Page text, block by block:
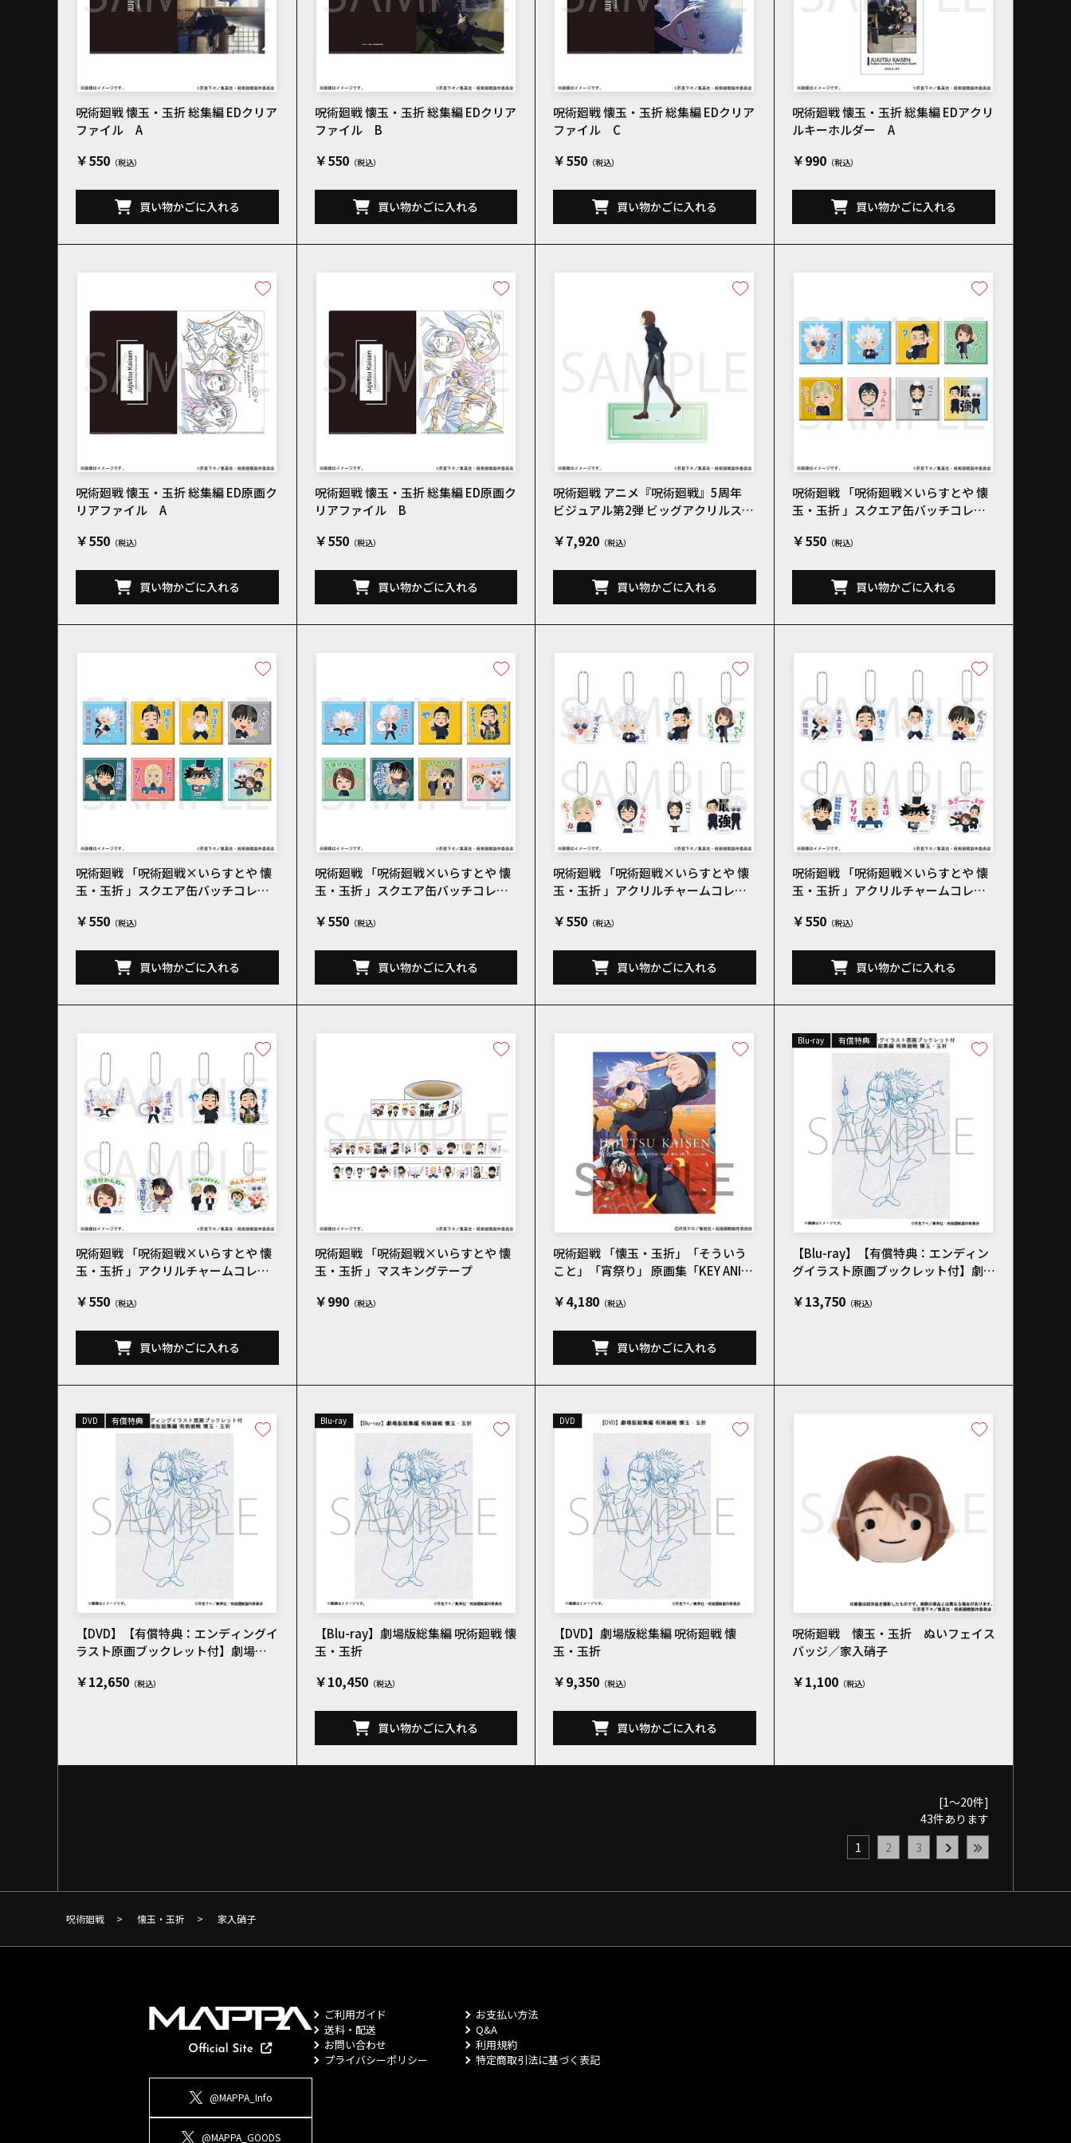
呪術廻戦 懐玉・玉折 総集編 EDクリア
ファイル A
￥550
買い物かごに入れる
呪術廻戦 懐玉・玉折 総集編 EDクリア
ファイル B
￥550
買い物かごに入れる
呪術廻戦 懐玉・玉折 総集編 EDクリア
ファイル C
￥550
買い物かごに入れる
呪術廻戦 懐玉・玉折 総集編 EDアクリ
ルキーホルダー A
￥990
買い物かごに入れる
呪術廻戦 懐玉・玉折 総集編 ED原画ク
リアファイル A
￥550
買い物かごに入れる
呪術廻戦 懐玉・玉折 総集編 ED原画ク
リアファイル B
￥550
買い物かごに入れる
呪術廻戦 アニメ『呪術廻戦』5周年
ビジュアル第2弾 ビッグアクリルスタ
￥7,920
買い物かごに入れる
呪術廻戦 「呪術廻戦×いらすとや 懐
玉・玉折 」スクエア缶バッチコレク
￥550
買い物かごに入れる
呪術廻戦 「呪術廻戦×いらすとや 懐
玉・玉折 」スクエア缶バッチコレク
￥550
買い物かごに入れる
呪術廻戦 「呪術廻戦×いらすとや 懐
玉・玉折 」スクエア缶バッチコレク
￥550
買い物かごに入れる
呪術廻戦 「呪術廻戦×いらすとや 懐
玉・玉折 」アクリルチャームコレク
￥550
買い物かごに入れる
呪術廻戦 「呪術廻戦×いらすとや 懐
玉・玉折 」アクリルチャームコレク
￥550
買い物かごに入れる
呪術廻戦 「呪術廻戦×いらすとや 懐
玉・玉折 」アクリルチャームコレク
￥550
買い物かごに入れる
呪術廻戦 「呪術廻戦×いらすとや 懐
玉・玉折 」マスキングテープ
￥990
呪術廻戦 「懐玉・玉折」「そういう
こと」「宵祭り」 原画集「KEY ANIM
￥4,180
買い物かごに入れる
Blu-ray 有償特典
【Blu-ray】【有償特典：エンディン
グイラスト原画ブックレット付】劇場
￥13,750
DVD 有償特典
【DVD】【有償特典：エンディングイ
ラスト原画ブックレット付】劇場版
￥12,650
Blu-ray
【Blu-ray】劇場版総集編 呪術廻戦 懐
玉・玉折
￥10,450
買い物かごに入れる
DVD
【DVD】劇場版総集編 呪術廻戦 懐
玉・玉折
￥9,350
買い物かごに入れる
呪術廻戦 懐玉・玉折 ぬいフェイス
バッジ／家入硝子
￥1,100
[1～20件]
43件あります
1
2 3
呪術廻戦 > 懐玉・玉折 > 家入硝子
@MAPPA_Info
@MAPPA_GOODS
ご利用ガイド
お支払い方法
送料・配送
Q&A
お問い合わせ
利用規約
プライバシーポリシー
特定商取引法に基づく表記